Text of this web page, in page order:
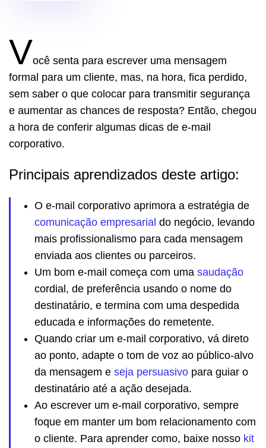
Você senta para escrever uma mensagem
formal para um cliente, mas, na hora, fica perdido,
sem saber o que colocar para transmitir segurança
e aumentar as chances de resposta? Então, chegou
a hora de conferir algumas dicas de e-mail
corporativo.
Principais aprendizados deste artigo:
O e-mail corporativo aprimora a estratégia de
comunicação empresarial do negócio, levando
mais profissionalismo para cada mensagem
enviada aos clientes ou parceiros.
Um bom e-mail começa com uma saudação
cordial, de preferência usando o nome do
destinatário, e termina com uma despedida
educada e informações do remetente.
Quando criar um e-mail corporativo, vá direto
ao ponto, adapte o tom de voz ao público-alvo
da mensagem e seja persuasivo para guiar o
destinatário até a ação desejada.
Ao escrever um e-mail corporativo, sempre
foque em manter um bom relacionamento com
o cliente. Para aprender como, baixe nosso kit